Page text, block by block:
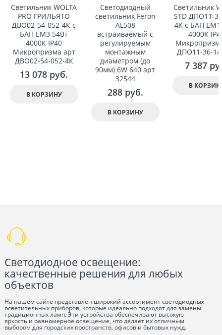
Светильник WOLTA
PRO ГРИЛЬЯТО
ДВО02-54-052-4К с
БАП EM3 54Вт
4000К IP40
Микропризма арт
ДВО02-54-052-4К
13 078 руб.
В КОРЗИНУ
Светодиодный
светильник Feron
AL508
встраиваемый с
регулируемым
монтажным
диаметром (до
90мм) 6W 640 арт
32544
288 руб.
В КОРЗИНУ
Светильник
STD ДПО11-
4К с БАП EM1
4000К
ДПО11-36-
7 387
В
Светодиодное освещение:
качественные решения для любых
объектов
На нашем сайте представлен широкий ассортимент светодиодных
осветительных приборов, которые идеально подходят для замены
традиционных ламп. Эти устройства обеспечивают высокую
яркость и равномерное освещение, что делает их отличным
выбором для городских пространств, офисов и бытовых нужд.